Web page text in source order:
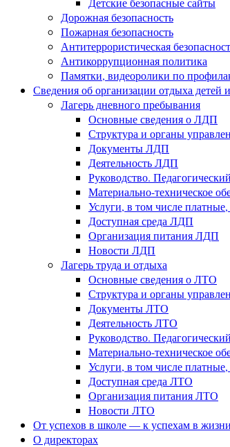
Дорожная безопасность
Пожарная безопасность
Антитеррористическая
Антикоррупционная политика
Памятки, видеоролики по
Сведения об организации отдыха детей
Лагерь дневного пребывания
Основные сведения о ЛДП
Структура и органы
Документы ЛДП
Деятельность ЛДП
Руководство.
Материально-техническое
Услуги, в том числе
Доступная среда ЛДП
Организация питания ЛДП
Новости ЛДП
Лагерь труда и отдыха
Основные сведения о ЛТО
Структура и органы
Документы ЛТО
Деятельность ЛТО
Руководство.
Материально-техническое
Услуги, в том числе
Доступная среда ЛТО
Организация питания ЛТО
Новости ЛТО
От успехов в школе — к успехам в
О директорах